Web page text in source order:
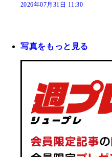
2026年07月31日 11:30
写真をもっと見る